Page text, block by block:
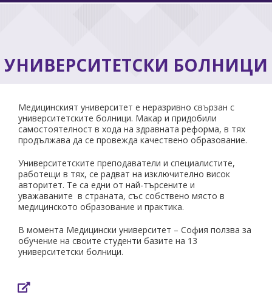
УНИВЕРСИТЕТСКИ БОЛНИЦИ
Медицинският университет е неразривно свързан с
университетските болници. Макар и придобили
самостоятелност в хода на здравната реформа, в тях
продължава да се провежда качествено образование.
Университетските преподаватели и специалистите,
работещи в тях, се радват на изключително висок
авторитет. Те са едни от най-търсените и
уважаваните в страната, със собствено място в
медицинското образование и практика.
В момента Медицински университет – София ползва за
обучение на своите студенти базите на 13
университетски болници.